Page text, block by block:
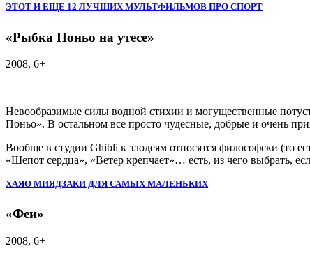
ЭТОТ И ЕЩЕ 12 ЛУЧШИХ МУЛЬТФИЛЬМОВ ПРО СПОРТ
«Рыбка Поньо на утесе»
2008, 6+
Невообразимые силы водной стихии и могущественные
Поньо». В остальном все просто чудесные, добрые и очень
Вообще в студии Ghibli к злодеям относятся философски (то
«Шепот сердца», «Ветер крепчает»… есть, из чего выбрать,
ХАЯО МИЯДЗАКИ ДЛЯ САМЫХ МАЛЕНЬКИХ
«Феи»
2008, 6+